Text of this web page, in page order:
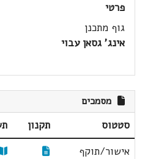
פרטי
גוף מתכנן
אינג' גסאן עבוי
מסמכים
סטטוס תקנון
אישור/תוקף